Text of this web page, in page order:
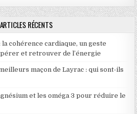
ARTICLES RÉCENTS
cohérence cardiaque, un geste
et retrouver de l’énergie
maçon de Layrac : qui sont-ils
et les oméga 3 pour réduire le